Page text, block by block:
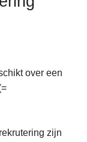
over een
zijn